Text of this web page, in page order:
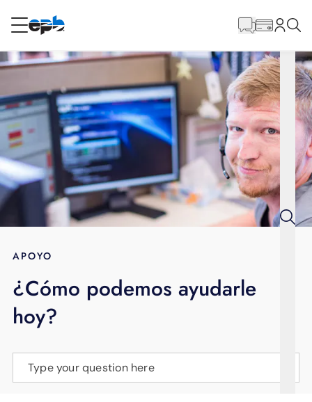
RESIDENCIAL
Internet
Energía
Televisión
BLOG
APOYO
principal
APOYO
¿Cómo podemos ayudarle
hoy?
Type your question here